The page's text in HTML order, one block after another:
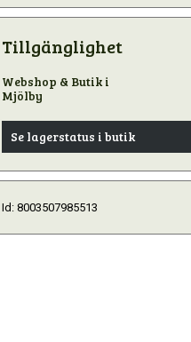
Tillgänglighet
Webshop & Butik i
Mjölby
Se lagerstatus i butik
Id: 8003507985513